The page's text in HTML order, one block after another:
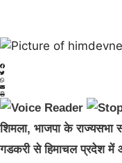
शिमला, भाजपा के राज्यसभा
गडकरी से हिमाचल प्रदेश में